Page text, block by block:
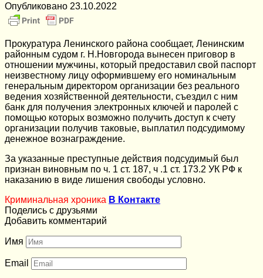
Опубликовано 23.10.2022
Прокуратура Ленинского района сообщает, Ленинским
районным судом г. Н.Новгорода вынесен приговор в
отношении мужчины, который предоставил свой паспорт
неизвестному лицу оформившему его номинальным
генеральным директором организации без реального
ведения хозяйственной деятельности, съездил с ним
банк для получения электронных ключей и паролей с
помощью которых возможно получить доступ к счету
организации получив таковые, выплатил подсудимому
денежное вознаграждение.
За указанные преступные действия подсудимый был
признан виновным по ч. 1 ст. 187, ч .1 ст. 173.2 УК РФ к
наказанию в виде лишения свободы условно.
Криминальная хроника В Контакте
Поделись с друзьями
Добавить комментарий
Имя
Email